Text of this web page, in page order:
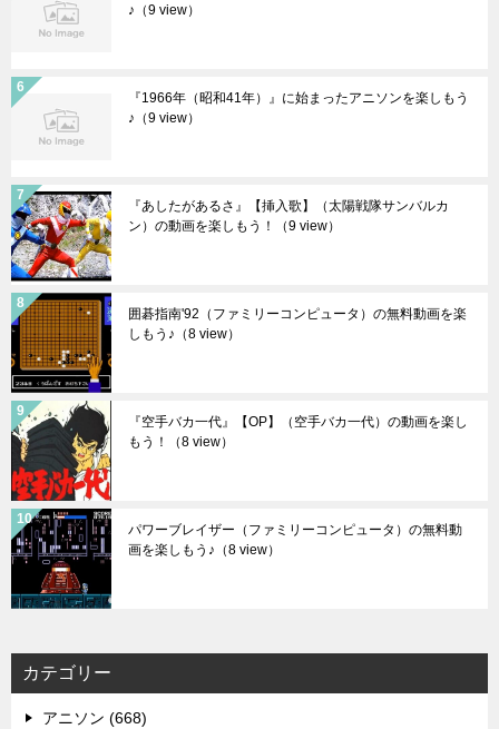
♪ （9 view）
『1966年（昭和41年）』に始まったアニソンを楽しもう
♪ （9 view）
『あしたがあるさ』【挿入歌】（太陽戦隊サンバルカ
ン）の動画を楽しもう！
（9 view）
囲碁指南'92（ファミリーコンピュータ）の無料動画を楽
しもう♪ （8 view）
『空手バカ一代』【OP】（空手バカ一代）の動画を楽し
もう！
（8 view）
パワーブレイザー（ファミリーコンピュータ）の無料動
画を楽しもう♪ （8 view）
カテゴリー
アニソン (668)